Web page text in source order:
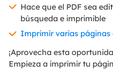
Hace que el PDF sea
búsqueda e imprimible
Imprimir varias páginas
¡Aprovecha esta
Empieza a imprimir tu